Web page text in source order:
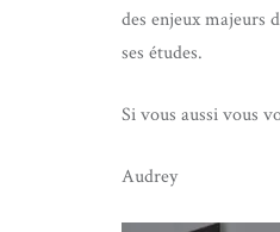
des enjeux majeurs
ses études.
Si vous aussi vous
Audrey